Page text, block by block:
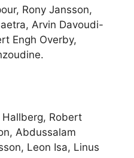
Rony Jansson,
Arvin Davoudi-
Engh Overby,
Robert
Abdussalam
Leon Isa, Linus